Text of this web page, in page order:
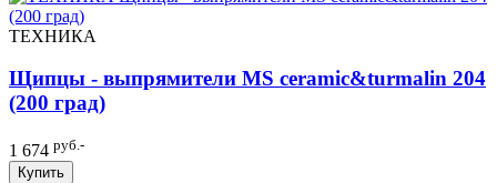
ТЕХНИКА
Щипцы - выпрямители MS ceramic&turmalin 204
(200 град)
1 674 руб.-
Купить